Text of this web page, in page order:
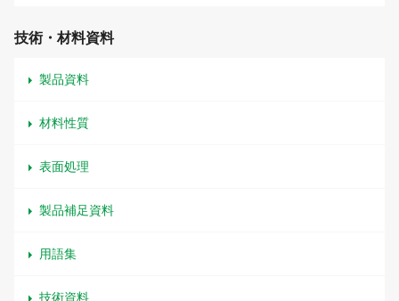
技術・材料資料
製品資料
材料性質
表面処理
製品補足資料
用語集
技術資料